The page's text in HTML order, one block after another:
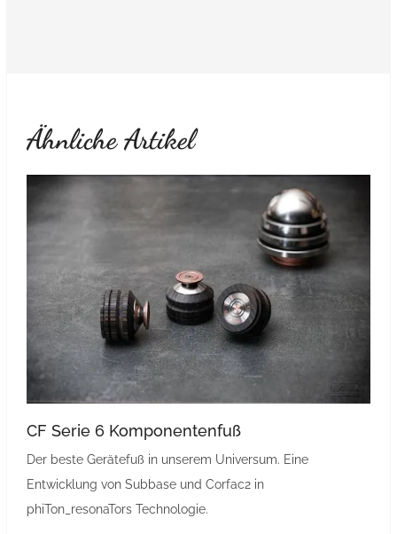
Ähnliche Artikel
CF Serie 6 Komponentenfuß
Der beste Gerätefuß in unserem Universum. Eine
Entwicklung von Subbase und Corfac2 in
phiTon_resonaTors Technologie.